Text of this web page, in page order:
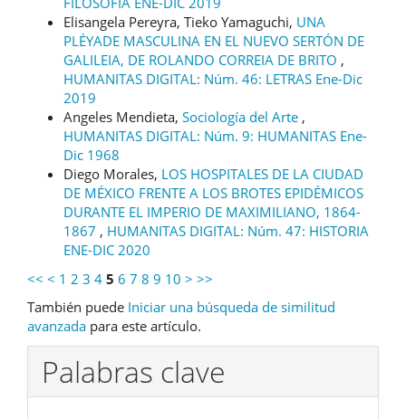
Elisangela Pereyra, Tieko Yamaguchi, UNA
PLÉYADE MASCULINA EN EL NUEVO SERTÓN DE
GALILEIA, DE ROLANDO CORREIA DE BRITO ,
HUMANITAS DIGITAL: Núm. 46: LETRAS Ene-Dic
2019
Angeles Mendieta, Sociología del Arte ,
HUMANITAS DIGITAL: Núm. 9: HUMANITAS Ene-
Dic 1968
Diego Morales, LOS HOSPITALES DE LA CIUDAD
DE MÉXICO FRENTE A LOS BROTES EPIDÉMICOS
DURANTE EL IMPERIO DE MAXIMILIANO, 1864-
1867 , HUMANITAS DIGITAL: Núm. 47: HISTORIA
ENE-DIC 2020
<< < 1 2 3 4 5 6 7 8 9 10 > >>
También puede Iniciar una búsqueda de similitud
avanzada para este artículo.
Palabras clave